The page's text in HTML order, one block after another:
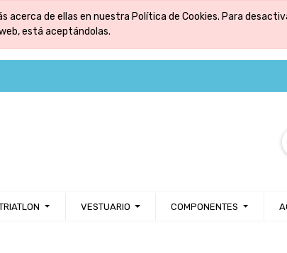
acerca de ellas en nuestra Política de Cookies. Para
está aceptándolas.
VESTUARIO COMPONENTES